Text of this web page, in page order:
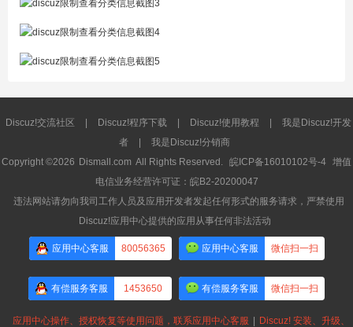
Discuz!交流社区 | Discuz!程序下载 | Discuz!使用教程 |
我是Discuz!开发
者
|
我是Discuz!分销商
Copyright ©2026 Dismall.com All Rights Reserved. 皖ICP备16010102号-4 增值
电信业务经营许可证：皖B2-20200047
违法网站请勿向我司工作人员及应用开发者发起任何形式的服务请求，严禁使用
Discuz!应用中心提供的应用从事任何非法活动
应用中心客服 80056365 应用中心客服 微信扫一扫
有偿服务客服 1453650 有偿服务客服 微信扫一扫
应用中心操作、授权恢复等使用问题，联系应用中心客服 | Discuz! 安装、升级、